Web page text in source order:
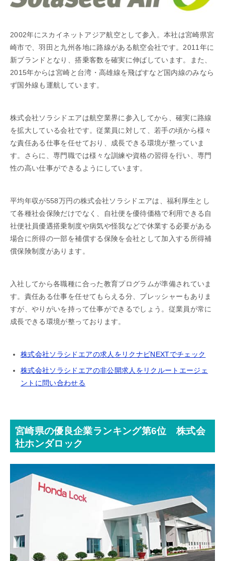
2002年にスカイネットアジア航空として参入。本社は宮崎県宮
崎市で、羽田と九州各地に路線がある航空会社です。2011年に
新ブランドとなり、搭乗客数を確実に伸ばしています。また、
2015年からは宮崎と台湾・高雄線を飛ばすなど国内線のみなら
ず国外線も運航しています。
株式会社ソラシドエアは航空業界に参入してから、確実に路線
を拡大している会社です。従業員に対して、若手の頃から様々
な責任ある仕事を任せており、成長できる環境が整っていま
す。さらに、専門職では様々な訓練や資格の習得を行い、専門
性の高い仕事ができるようにしています。
平均年収が558万円の株式会社ソラシドエアは、福利厚生とし
て各種社会保険だけでなく、自社便を優待価格で利用できる自
社便社員優遇搭乗制度や病気や怪我などで休業する必要がある
場合に所得の一部を補償する保険を会社として加入する所得補
償保険制度があります。
入社してから各職種に合った教育プログラムが準備されていま
す。責任ある仕事を任せてもらえる分、プレッシャーもありま
すが、やりがいを持って仕事ができるでしょう。従業員が常に
成長できる環境が整っております。
株式会社ソラシドエアの求人をリクナビNEXTでチェック
株式会社ソラシドエアの非公開求人をリクルートエージェ
ントに問い合わせる
宮崎県の優良企業ランキング第6位 株式会
社ホンダロック